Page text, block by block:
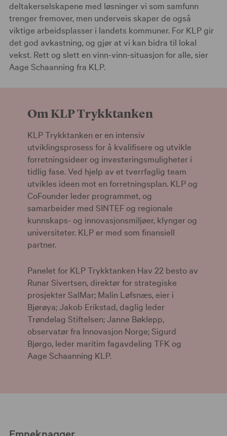
deltakerselskapene med løsninger vi som samfunn
trenger fremover, men underveis skaper de også
viktige arbeidsplasser i landets kommuner. For KLP gir
det god avkastning, og gjør at vi kan bidra til lokal
vekst. Rett og slett en vinn-vinn-situasjon for alle, sier
Aage Schaanning fra KLP.
Om KLP Trykktanken
KLP Trykktanken er en intensiv
utviklingsprosess for å kvalifisere og utvikle
forretningsideer og investeringsmuligheter i
tidlig fase. Ved hjelp av et tverrfaglig team
utvikles ideen mot en forretningsplan. KLP og
CoFounder leder programmet, og
samarbeider med SINTEF og regionale
kunnskaps- og innovasjonsmiljøer, klynger og
universiteter. KLP er med som finansiell
partner.
Panelet for KLP Trykktanken Hav 22 besto av
Runar Sivertsen, direktør for strategiske
prosjekter SalMar; Malin Løfsnæs, eier i
Bjørøya; Jakob Erikstad, daglig leder
Trøndelag Stiftelsen; Janne Bøklepp,
observatør fra Innovasjon Norge; Sigurd
Bjørgo, leder maritim fagavdeling TFK og
Aage Schaanning KLP.